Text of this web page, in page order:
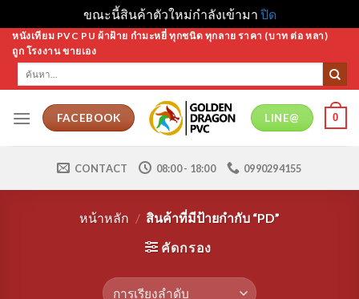
ขณะนี้สินค้าตัวใหม่กำลังเข้ามา ปิด
Skip
content
หนังเทียม PVC PU ผ้าฝ้าย กำมะหยี่ ทุกชนิด ทุกลาย ราคา (บาท ต่อ หลา)
ถูก โรงงาน ขายเอง
ค้นหา:
FACEBOOK LINE@ 0
CONTACT 08:00 - 18:00 0990294155
หน้าหลัก / สินค้าที่มีป้ายกำกับ “PD”
คัดกรอง